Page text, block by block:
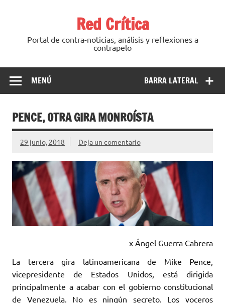
Red Crítica
Portal de contra-noticias, análisis y reflexiones a
contrapelo
BARRA LATERAL
MENÚ
PENCE, OTRA GIRA MONROÍSTA
29 junio, 2018 Deja un comentario
x Ángel Guerra Cabrera
La tercera gira latinoamericana de Mike Pence,
vicepresidente de Estados Unidos, está dirigida
principalmente a acabar con el gobierno constitucional
de Venezuela. No es ningún secreto. Los voceros